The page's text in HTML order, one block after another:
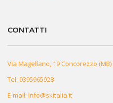
CONTATTI
Via Magellano, 19 Concorezzo (MB)
Tel: 0395965928
E-mail: info@skitalia.it